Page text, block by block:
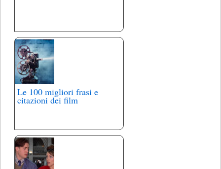
Le 100 migliori frasi e
citazioni dei film